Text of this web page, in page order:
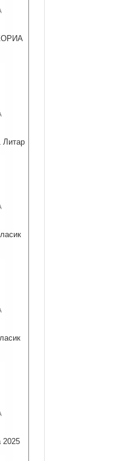
Литар